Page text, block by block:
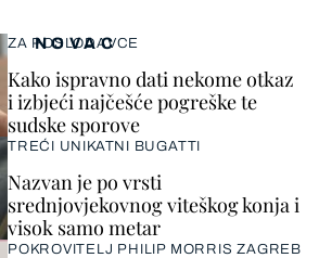
NOVAC
ZA POSLODAVCE
Kako ispravno dati nekome otkaz
i izbjeći najčešće pogreške te
sudske sporove
TREĆI UNIKATNI BUGATTI
Nazvan je po vrsti
srednjovjekovnog viteškog konja i
visok samo metar
POKROVITELJ PHILIP MORRIS ZAGREB